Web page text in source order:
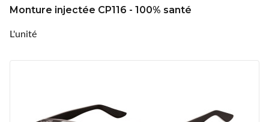
Monture injectée CP116 - 100% santé
L'unité